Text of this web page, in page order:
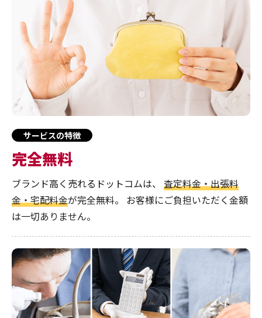
サービスの特徴
完全無料
ブランド高く売れるドットコムは、 査定料金・出張料
金・宅配料金が完全無料。 お客様にご負担いただく金額
は一切ありません。